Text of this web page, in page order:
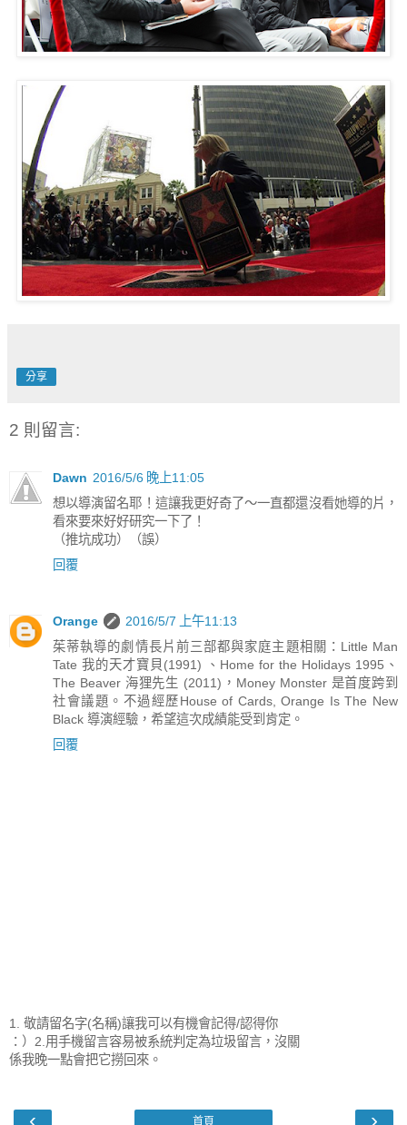
分享
2 則留言:
Dawn 2016/5/6 晚上11:05
想以導演留名耶！這讓我更好奇了～一直都還沒看她導的片，
看來要來好好研究一下了！
（推坑成功）（誤）
回覆
Orange
2016/5/7 上午11:13
茱蒂執導的劇情長片前三部都與家庭主題相關：Little Man
Tate 我的天才寶貝(1991) 、Home for the Holidays 1995、
The Beaver 海狸先生 (2011)，Money Monster 是首度跨到
社會議題。不過經歷House of Cards, Orange Is The New
Black 導演經驗，希望這次成績能受到肯定。
回覆
1. 敬請留名字(名稱)讓我可以有機會記得/認得你
：）2.用手機留言容易被系統判定為垃圾留言，沒關
係我晚一點會把它撈回來。
‹ ›
首頁